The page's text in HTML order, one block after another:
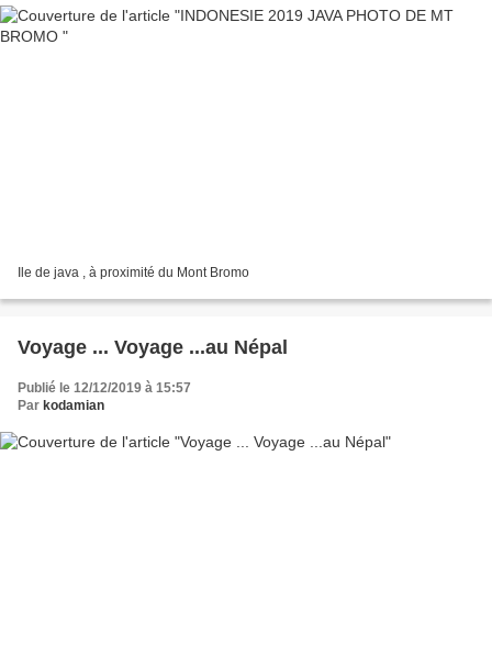
Ile de java , à proximité du Mont Bromo
Voyage ... Voyage ...au Népal
Publié le 12/12/2019 à 15:57
Par kodamian